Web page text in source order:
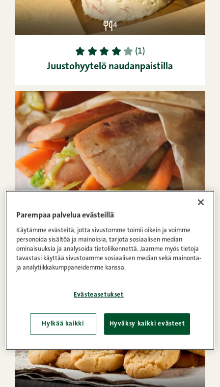
4
1 2 3 4 5 (1)
Juustohyytelö naudanpaistilla
1 2 3 4
5
Hunajaiset lenkki-ruusukaalipaketit
Parempaa palvelua evästeillä
Käytämme evästeitä, jotta sivustomme toimii oikein ja voimme
personoida sisältöä ja mainoksia, tarjota sosiaalisen median
ominaisuuksia ja analysoida tietoliikennettä. Jaamme myös tietoja
tavastasi käyttää sivustoamme sosiaalisen median sekä mainonta-
ja analytiikkakumppaneidemme kanssa.
Evästeasetukset
Hylkää kaikki Hyväksy kaikki evästeet